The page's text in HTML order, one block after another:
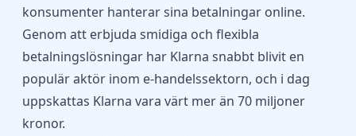
konsumenter hanterar sina betalningar online.
Genom att erbjuda smidiga och flexibla
betalningslösningar har Klarna snabbt blivit en
populär aktör inom e-handelssektorn, och i dag
uppskattas Klarna vara värt mer än 70 miljoner
kronor.